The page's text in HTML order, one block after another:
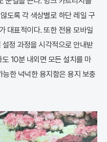
도록 각 색상별로 하단 레일 구
대표적이다. 또한 전용 모바일
정 과정을 시각적으로 안내받
10분 내외면 모든 설치를 마
한 넉넉한 용지함은 용지 보충